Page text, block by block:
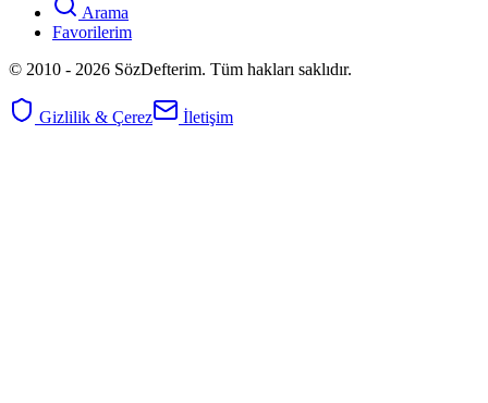
Arama
Favorilerim
© 2010 - 2026 SözDefterim. Tüm hakları saklıdır.
Gizlilik & Çerez İletişim